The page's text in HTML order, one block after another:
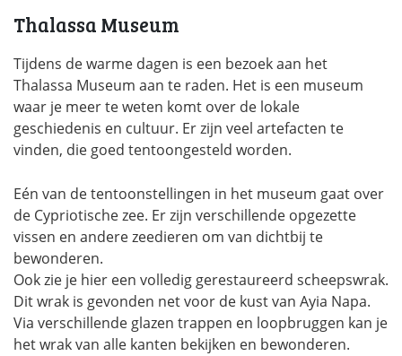
Thalassa Museum
Tijdens de warme dagen is een bezoek aan het
Thalassa Museum aan te raden. Het is een museum
waar je meer te weten komt over de lokale
geschiedenis en cultuur. Er zijn veel artefacten te
vinden, die goed tentoongesteld worden.
Eén van de tentoonstellingen in het museum gaat over
de Cypriotische zee. Er zijn verschillende opgezette
vissen en andere zeedieren om van dichtbij te
bewonderen.
Ook zie je hier een volledig gerestaureerd scheepswrak.
Dit wrak is gevonden net voor de kust van Ayia Napa.
Via verschillende glazen trappen en loopbruggen kan je
het wrak van alle kanten bekijken en bewonderen.